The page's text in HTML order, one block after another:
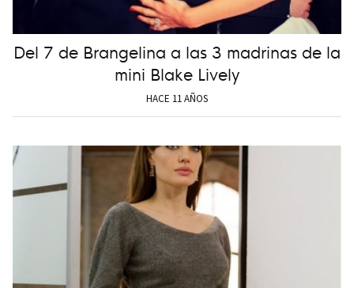
Del 7 de Brangelina a las 3 madrinas de la
mini Blake Lively
HACE 11 AÑOS